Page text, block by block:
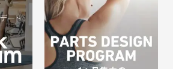
2026.08.03
【8月】エステキャンペーンの
お知らせ
≪8月キャンペーン≫ ➀お腹集中ケ
ア 3回トライア…